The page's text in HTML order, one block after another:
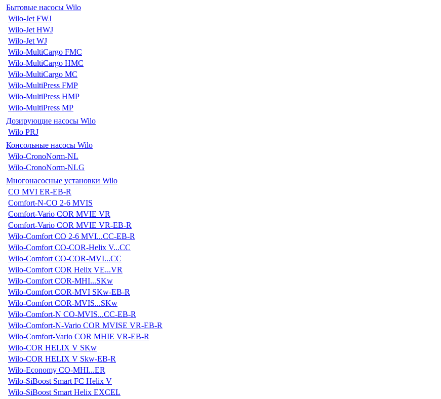
Бытовые насосы Wilo
Wilo-Jet FWJ
Wilo-Jet HWJ
Wilo-Jet WJ
Wilo-MultiCargo FMC
Wilo-MultiCargo HMC
Wilo-MultiCargo MC
Wilo-MultiPress FMP
Wilo-MultiPress HMP
Wilo-MultiPress MP
Дозирующие насосы Wilo
Wilo PRJ
Консольные насосы Wilo
Wilo-CronoNorm-NL
Wilo-CronoNorm-NLG
Многонасосные установки Wilo
CO MVI ER-EB-R
Comfort-N-CO 2-6 MVIS
Comfort-Vario COR MVIE VR
Comfort-Vario COR MVIE VR-EB-R
Wilo-Comfort CO 2-6 MVI...CC-EB-R
Wilo-Comfort CO-COR-Helix V...CC
Wilo-Comfort CO-COR-MVI...CC
Wilo-Comfort COR Helix VE...VR
Wilo-Comfort COR-MHI...SKw
Wilo-Comfort COR-MVI SKw-EB-R
Wilo-Comfort COR-MVIS...SKw
Wilo-Comfort-N CO-MVIS...CC-EB-R
Wilo-Comfort-N-Vario COR MVISE VR-EB-R
Wilo-Comfort-Vario COR MHIE VR-EB-R
Wilo-COR HELIX V SKw
Wilo-COR HELIX V Skw-EB-R
Wilo-Economy CO-MHI...ER
Wilo-SiBoost Smart FC Helix V
Wilo-SiBoost Smart Helix EXCEL